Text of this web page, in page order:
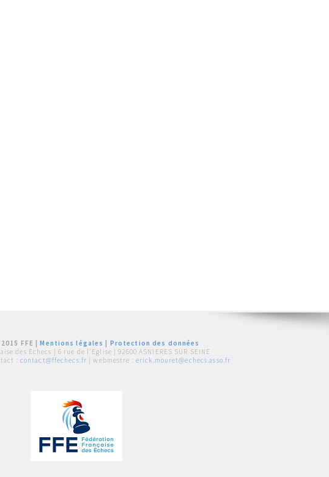
FFE |Mentions légales
Protection des données
des Echecs | 6 rue de l'Eglise | 92600 ASNIERES SUR SEINE
: contact@ffechecs.fr | webmestre : erick.mouret@echecs.asso.fr